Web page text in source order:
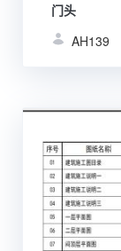
门头
AH139